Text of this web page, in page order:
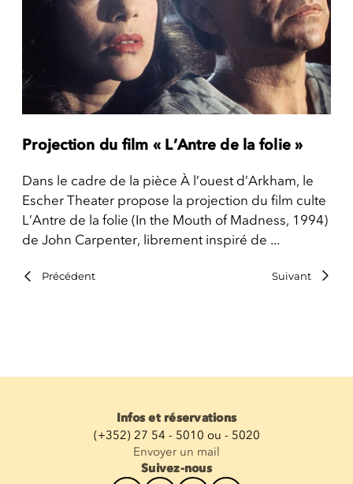
Projection du film « L’Antre de la folie »
Dans le cadre de la pièce À l’ouest d’Arkham, le
Escher Theater propose la projection du film culte
L’Antre de la folie (In the Mouth of Madness, 1994)
de John Carpenter, librement inspiré de ...
Précédent Suivant
Infos et réservations
(+352) 27 54 - 5010 ou - 5020
Envoyer un mail
Suivez-nous